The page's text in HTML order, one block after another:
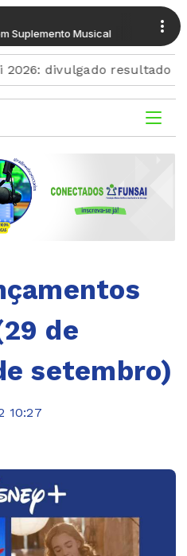
Suplemento Musical Manhã
resultado de nova
de
setembro)
10:27